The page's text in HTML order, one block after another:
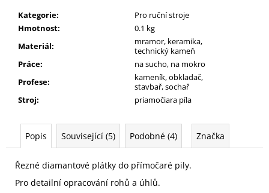
Kategorie:
Pro ruční stroje
Hmotnost:
0.1 kg
Materiál:
mramor, keramika,
technický kameň
Práce:
na sucho, na mokro
Profese:
kameník, obkladač,
stavbař, sochař
Stroj: priamočiara píla
Popis Související (5) Podobné (4) Značka
Řezné diamantové plátky do přímočaré pily.
Pro detailní opracování rohů a úhlů.